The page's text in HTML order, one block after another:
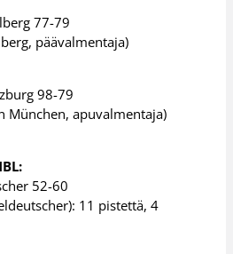
77-79
päävalmentaja)
98-79
München, apuvalmentaja)
52-60
11 pistettä, 4